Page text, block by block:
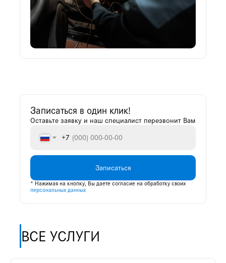
Записаться в один клик!
Оставьте заявку и наш специалист перезвонит Вам
+7
Записаться
* Нажимая на кнопку, Вы даете согласие на обработку своих
персональных данных
ВСЕ УСЛУГИ